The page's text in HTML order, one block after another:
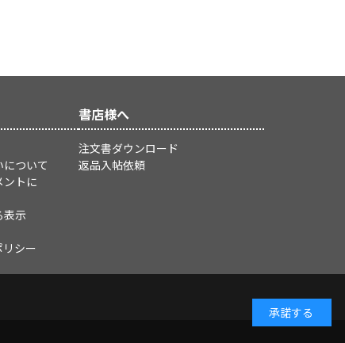
ついて
ントに
表示
シー
書店様へ
注文書ダウンロード
返品入帖依頼
承諾する